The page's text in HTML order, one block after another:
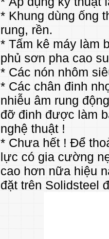
* Khung dùng ống
rung, rền.
* Tấm kê máy làm
phủ sơn pha cao
* Các nón nhôm
* Các chân đinh
nhiễu âm rung
đỡ đinh được làm
nghệ thuật !
* Chưa hết ! Để
lực có gia cường
cao hơn nữa hiệu
đặt trên Solidsteel